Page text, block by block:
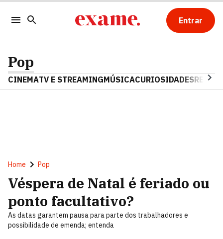
Entrar
Pop
CINEMATV E STREAMINGMÚSICACURIOSIDADES
Home Pop
Véspera de Natal é feriado ou
ponto facultativo?
As datas garantem pausa para parte dos trabalhadores e
possibilidade de emenda; entenda